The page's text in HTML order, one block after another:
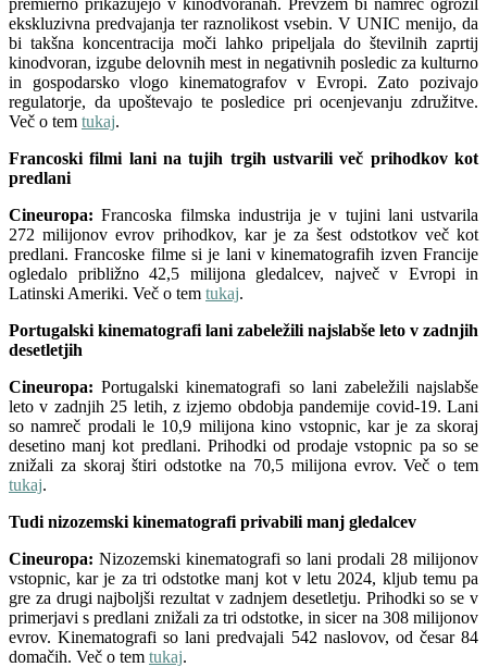
ekskluzivna predvajanja ter raznolikost vsebin. V UNIC menijo, da
bi takšna koncentracija moči lahko pripeljala do številnih zaprtij
kinodvoran, izgube delovnih mest in negativnih posledic za kulturno
in gospodarsko vlogo kinematografov v Evropi. Zato pozivajo
regulatorje, da upoštevajo te posledice pri ocenjevanju združitve.
Več o tem tukaj.
Francoski filmi lani na tujih trgih ustvarili več prihodkov kot
predlani
Cineuropa:Francoska filmska industrija je v tujini lani ustvarila
272 milijonov evrov prihodkov, kar je za šest odstotkov več kot
predlani. Francoske filme si je lani v kinematografih izven Francije
ogledalo približno 42,5 milijona gledalcev, največ v Evropi in
Latinski Ameriki. Več o tem tukaj.
Portugalski kinematografi lani zabeležili najslabše leto v zadnjih
desetletjih
Cineuropa:Portugalski kinematografi so lani zabeležili najslabše
leto v zadnjih 25 letih, z izjemo obdobja pandemije covid-19. Lani
so namreč prodali le 10,9 milijona kino vstopnic, kar je za skoraj
desetino manj kot predlani. Prihodki od prodaje vstopnic pa so se
znižali za skoraj štiri odstotke na 70,5 milijona evrov. Več o tem
tukaj.
Tudi nizozemski kinematografi privabili manj gledalcev
Cineuropa: Nizozemski kinematografi so lani prodali 28 milijonov
vstopnic, kar je za tri odstotke manj kot v letu 2024, kljub temu pa
gre za drugi najboljši rezultat v zadnjem desetletju. Prihodki so se v
primerjavi s predlani znižali za tri odstotke, in sicer na 308 milijonov
evrov. Kinematografi so lani predvajali 542 naslovov, od česar 84
domačih. Več o tem tukaj.